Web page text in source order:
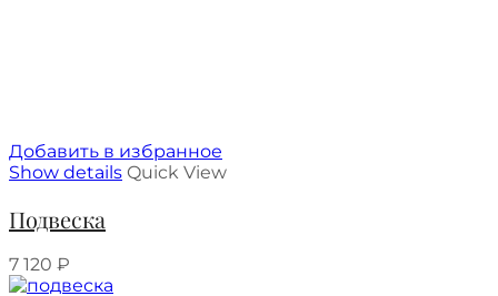
Добавить в избранное
Show details Quick View
Подвеска
7 120 ₽